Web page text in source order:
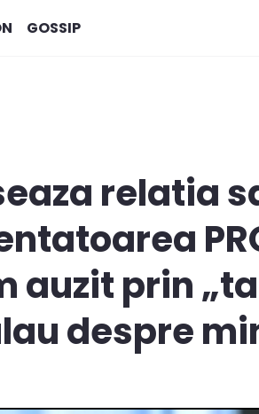
GOSSIP
relatia
auzit prin
despre